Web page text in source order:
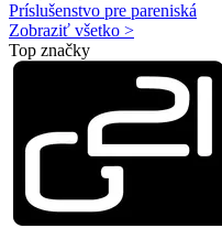
Príslušenstvo pre pareniská
Zobraziť všetko >
Top značky